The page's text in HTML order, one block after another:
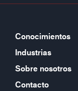
Conocimientos
Industrias
Sobre nosotros
Contacto